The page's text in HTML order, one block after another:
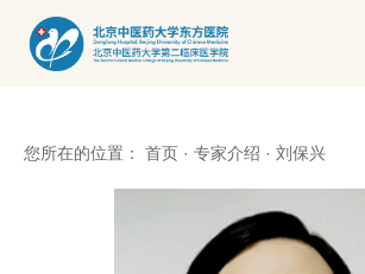
您所在的位置： 首页 · 专家介绍 · 刘保兴